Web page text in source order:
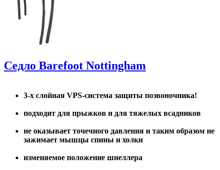
Седло Barefoot Nottingham
3-х слойная VPS-cистема защиты позвоночника!
подходит для прыжков и для тяжелых всадников
не оказывает точечного давления и таким образом не
зажимает мышцы спины и холки
изменяемое положение шнеллера